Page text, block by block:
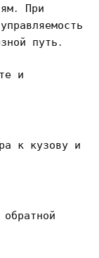
При
путь․
и
к кузову и